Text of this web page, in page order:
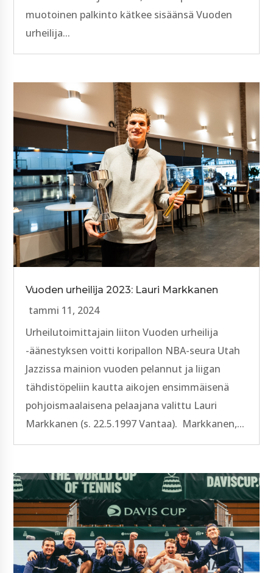
muotoinen palkinto kätkee sisäänsä Vuoden
urheilija...
Vuoden urheilija 2023: Lauri Markkanen
tammi 11, 2024
Urheilutoimittajain liiton Vuoden urheilija
-äänestyksen voitti koripallon NBA-seura Utah
Jazzissa mainion vuoden pelannut ja liigan
tähdistöpeliin kautta aikojen ensimmäisenä
pohjoismaalaisena pelaajana valittu Lauri
Markkanen (s. 22.5.1997 Vantaa). Markkanen,...